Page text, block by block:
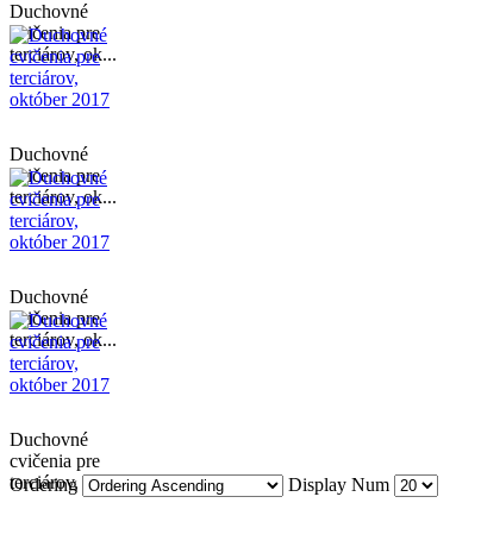
Duchovné
cvičenia pre
terciárov, ok...
Duchovné
cvičenia pre
terciárov, ok...
Duchovné
cvičenia pre
terciárov, ok...
Duchovné
cvičenia pre
terciárov, ok...
Ordering Display Num